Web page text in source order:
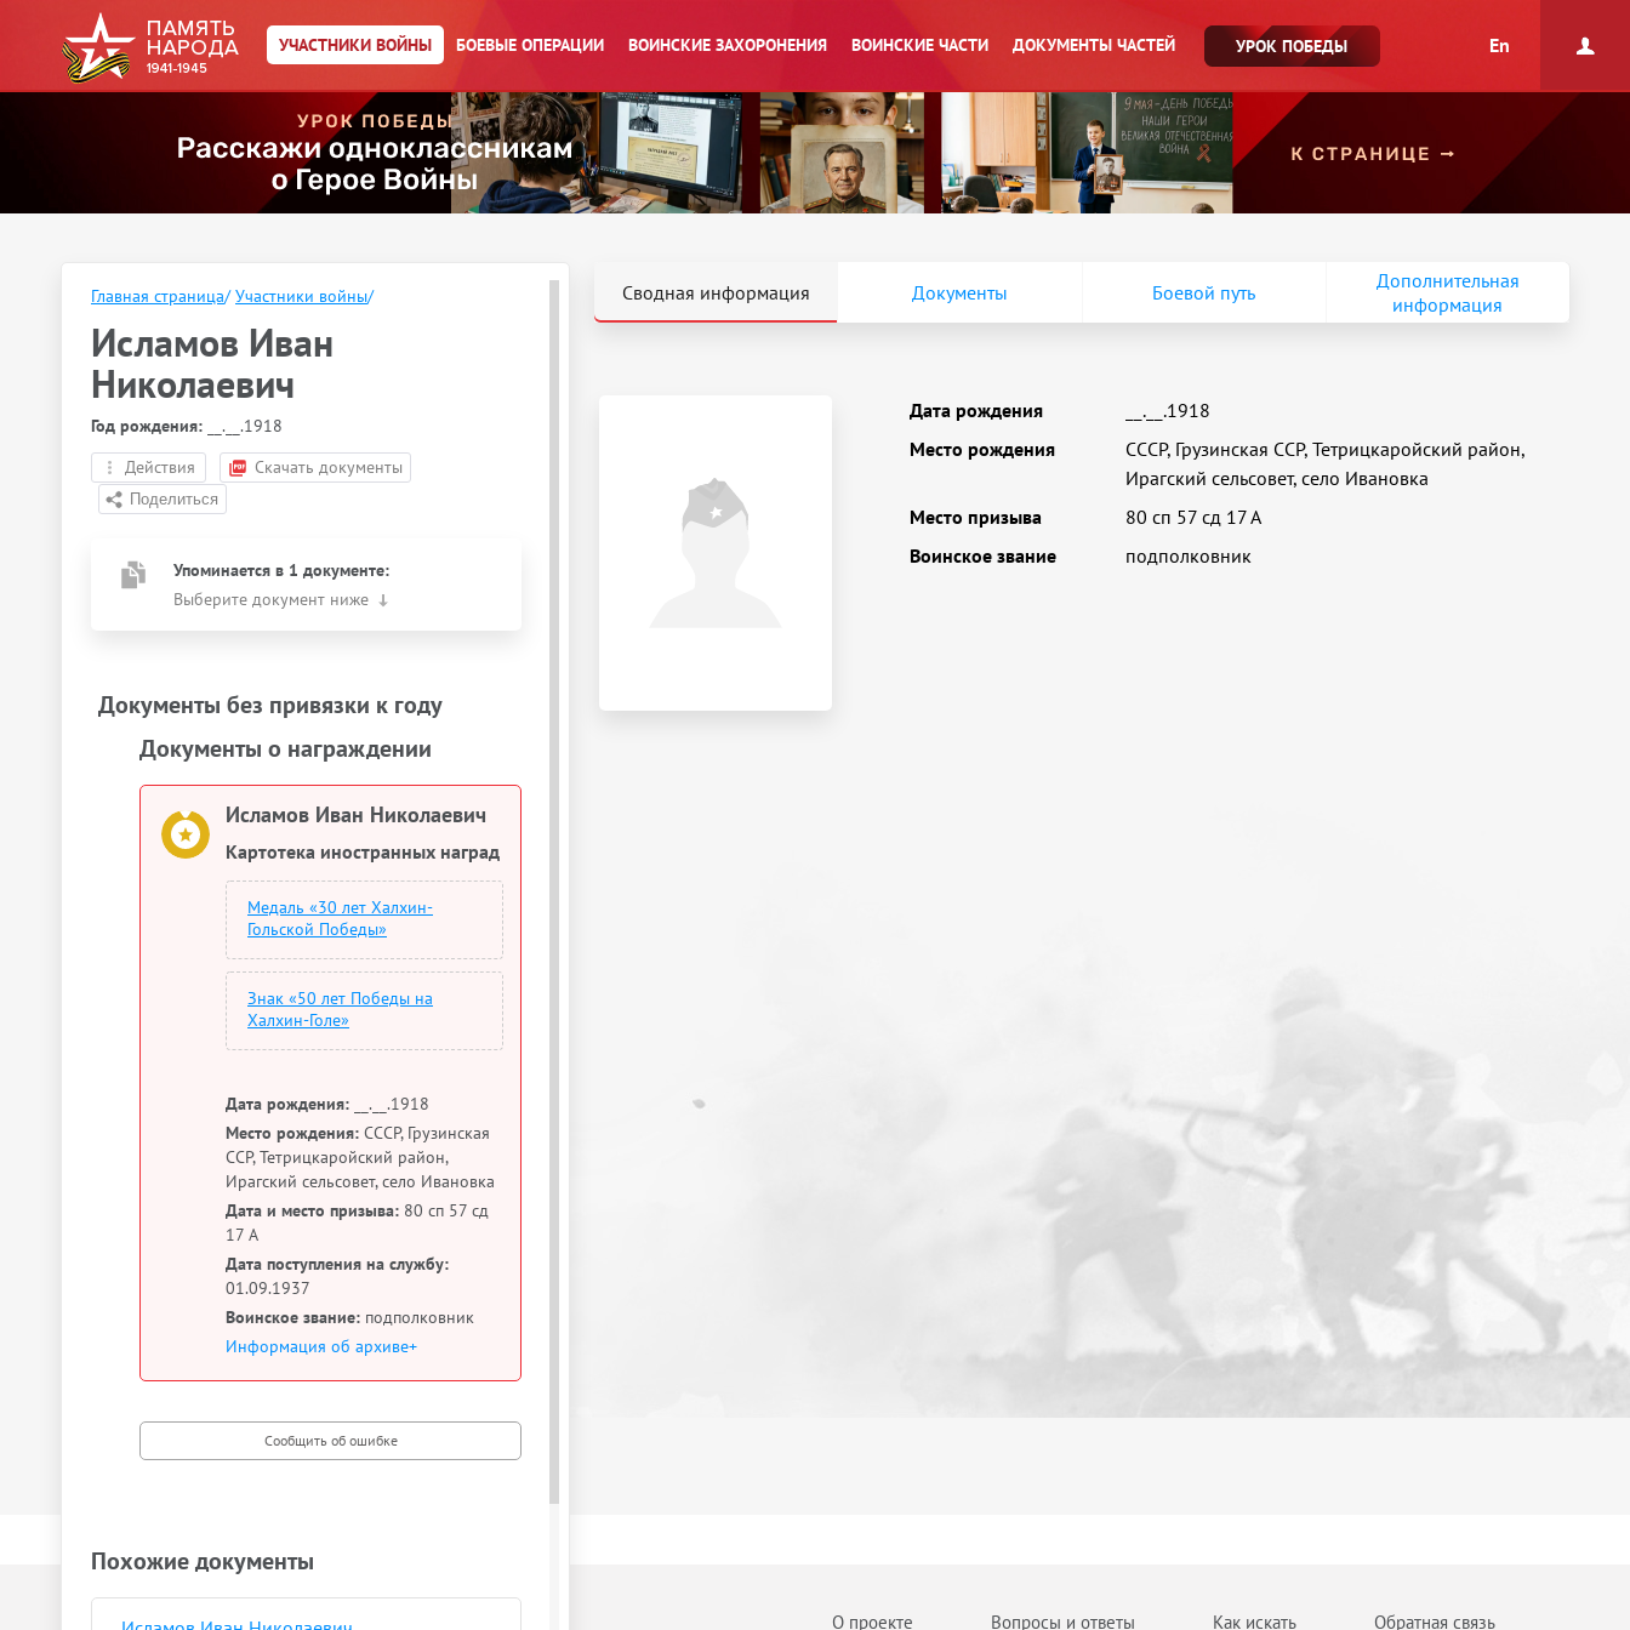
УЧАСТНИКИ ВОЙНЫ БОЕВЫЕ ОПЕРАЦИИ ВОИНСКИЕ ЗАХОРОНЕНИЯ ВОИНСКИЕ ЧАСТИ ДОКУМЕНТЫ ЧАСТЕЙ УРОК ПОБЕДЫ En
Главная страница/ Участники войны/
Исламов Иван
Николаевич
Год рождения: __.__.1918
Действия
Скачать документы
Упоминается в 1 документе:
Выберите документ ниже
Документы без привязки к году
Документы о награждении
Исламов Иван Николаевич
Картотека иностранных наград
Медаль «30 лет Халхин-
Гольской Победы»
Знак «50 лет Победы на
Халхин-Голе»
Дата рождения: __.__.1918
Место рождения: СССР, Грузинская
ССР, Тетрицкаройский район,
Ирагский сельсовет, село Ивановка
Дата и место призыва: 80 сп 57 сд
17 А
Дата поступления на службу:
01.09.1937
Воинское звание: подполковник
Информация об архиве+
Похожие документы
Сводная информация Документы Боевой путь
Дополнительная
информация
Дата рождения
__.__.1918
Место рождения
СССР, Грузинская ССР, Тетрицкаройский район,
Ирагский сельсовет, село Ивановка
Место призыва
80 сп 57 сд 17 А
Воинское звание
подполковник
О проекте Вопросы и ответы Как искать Обратная связь